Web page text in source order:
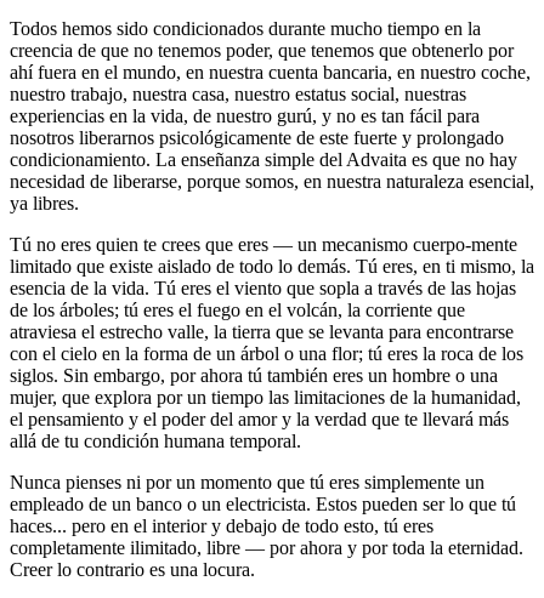
Todos hemos sido condicionados durante mucho tiempo en la
creencia de que no tenemos poder, que tenemos que obtenerlo por
ahí fuera en el mundo, en nuestra cuenta bancaria, en nuestro coche,
nuestro trabajo, nuestra casa, nuestro estatus social, nuestras
experiencias en la vida, de nuestro gurú, y no es tan fácil para
nosotros liberarnos psicológicamente de este fuerte y prolongado
condicionamiento. La enseñanza simple del Advaita es que no hay
necesidad de liberarse, porque somos, en nuestra naturaleza esencial,
ya libres.
Tú no eres quien te crees que eres ― un mecanismo cuerpo-mente
limitado que existe aislado de todo lo demás. Tú eres, en ti mismo, la
esencia de la vida. Tú eres el viento que sopla a través de las hojas
de los árboles; tú eres el fuego en el volcán, la corriente que
atraviesa el estrecho valle, la tierra que se levanta para encontrarse
con el cielo en la forma de un árbol o una flor; tú eres la roca de los
siglos. Sin embargo, por ahora tú también eres un hombre o una
mujer, que explora por un tiempo las limitaciones de la humanidad,
el pensamiento y el poder del amor y la verdad que te llevará más
allá de tu condición humana temporal.
Nunca pienses ni por un momento que tú eres simplemente un
empleado de un banco o un electricista. Estos pueden ser lo que tú
haces... pero en el interior y debajo de todo esto, tú eres
completamente ilimitado, libre ― por ahora y por toda la eternidad.
Creer lo contrario es una locura.